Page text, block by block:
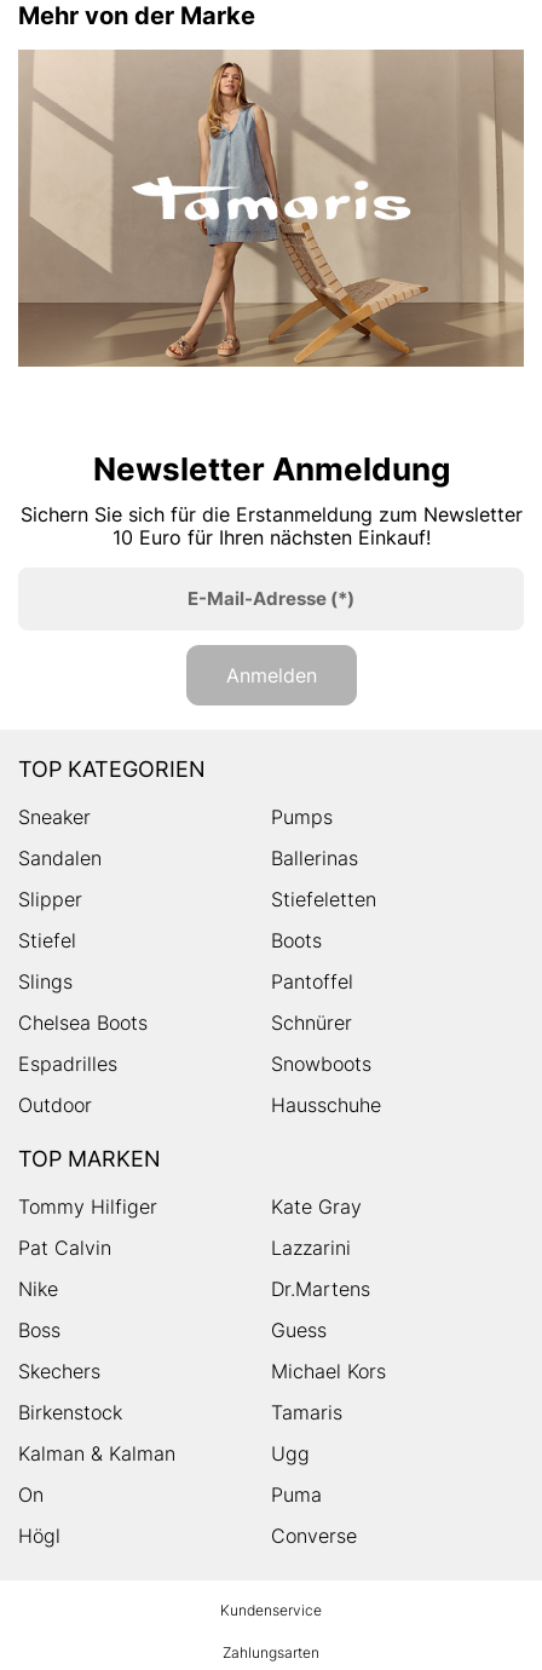
Mehr von der Marke
Newsletter Anmeldung
Sichern Sie sich für die Erstanmeldung zum Newsletter
10 Euro für Ihren nächsten Einkauf!
E-Mail-Adresse (*)
Anmelden
TOP KATEGORIEN
Sneaker
Pumps
Sandalen
Ballerinas
Slipper
Stiefeletten
Stiefel
Boots
Slings
Pantoffel
Chelsea Boots
Schnürer
Espadrilles
Snowboots
Outdoor
Hausschuhe
TOP MARKEN
Tommy Hilfiger
Kate Gray
Pat Calvin
Lazzarini
Nike
Dr.Martens
Boss
Guess
Skechers
Michael Kors
Birkenstock
Tamaris
Kalman & Kalman
Ugg
On
Puma
Högl
Converse
Kundenservice
Zahlungsarten